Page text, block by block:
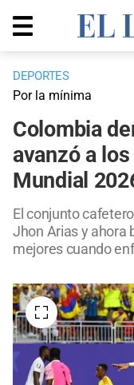
DEPORTES
Por la mínima
Colombia
avanzó a
Mundial
El conjunto
Jhon Arias y ahora
mejores cuando